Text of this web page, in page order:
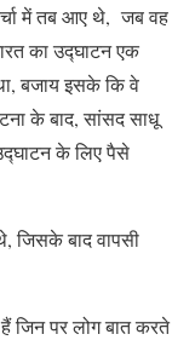
में तब आए थे, जब वह
का उद्घाटन एक
बजाय इसके कि वे
के बाद, सांसद साधू
के लिए पैसे
जिसके बाद वापसी
पर लोग बात करते